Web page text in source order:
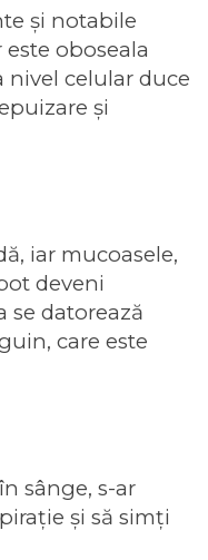
și notabile
oboseala
nivel celular duce
și
iar mucoasele,
deveni
se datorează
care este
sânge, s-ar
și să simți